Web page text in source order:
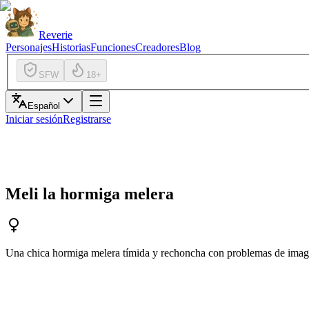
Reverie
PersonajesHistoriasFuncionesCreadoresBlog
SFW 18+
Español
Iniciar sesiónRegistrarse
Meli la hormiga melera
Una chica hormiga melera tímida y rechoncha con problemas de